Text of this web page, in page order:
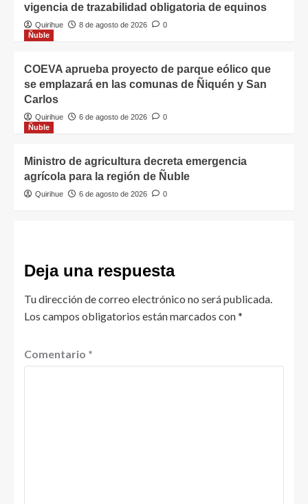
vigencia de trazabilidad obligatoria de equinos
Quirihue 8 de agosto de 2026
0
Ñuble
COEVA aprueba proyecto de parque eólico que
se emplazará en las comunas de Ñiquén y San
Carlos
Quirihue 6 de agosto de 2026
0
Ñuble
Ministro de agricultura decreta emergencia
agrícola para la región de Ñuble
Quirihue 6 de agosto de 2026 0
Deja una respuesta
Tu dirección de correo electrónico no será publicada.
Los campos obligatorios están marcados con*
Comentario *